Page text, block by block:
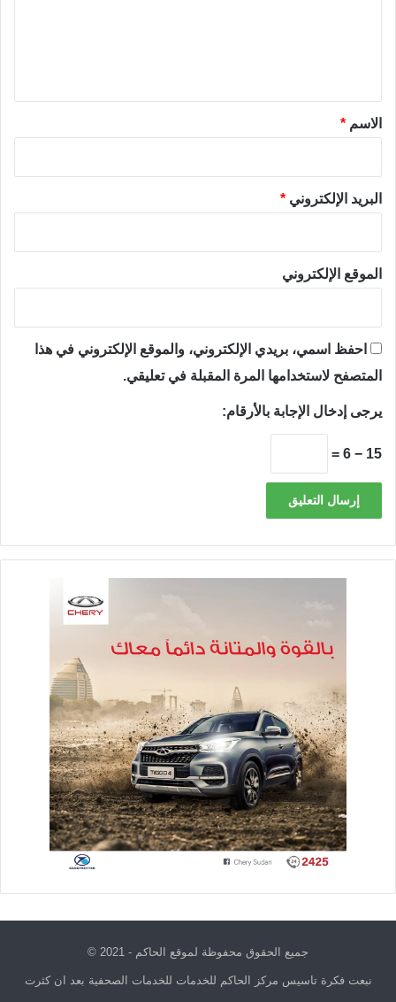
*الاسم *
البريد الإلكتروني *
الموقع الإلكتروني
احفظ اسمي، بريدي الإلكتروني، والموقع الإلكتروني في هذا
المتصفح لاستخدامها المرة المقبلة في تعليقي.
يرجى إدخال الإجابة بالأرقام:
15 − 6 =
جميع الحقوق محفوظة لموقع الحاكم - 2021 ©
نبعت فكرة تاسيس مركز الحاكم للخدمات للخدمات الصحفية بعد ان كثرت